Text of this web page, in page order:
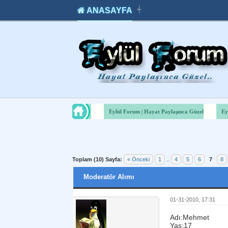
satın
takipçi
ANASAYFA ┽
Eylül Forum | Hayat Paylaşınca Güzel
Toplam (10) Sayfa: « Önceki 1 4 5 6 7 8
Moderatör Alımı
01-31-2010, 17:31
Adı:Mehmet
Yas:17